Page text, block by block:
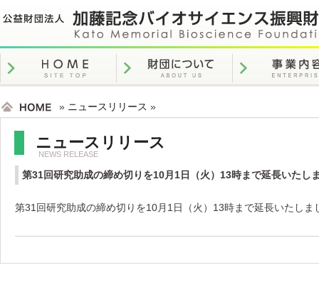
» ニュースリリース »
ニュースリリース
NEWS RELEASE
第31回研究助成の締め切りを10月1日（火）13時まで延長いたし
第31回研究助成の締め切りを10月1日（火）13時まで延長いたしま